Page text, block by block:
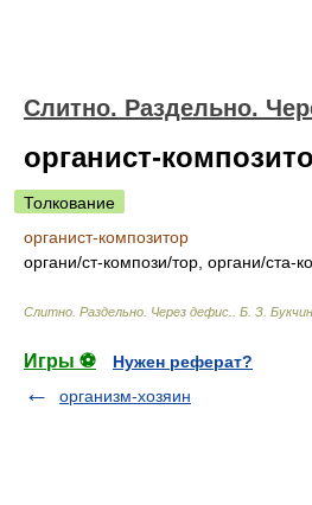
Слитно. Раздельно.
органист-
Толкование
органист-композитор
органи/ст-компози/тор, органи/ста-
Слитно. Раздельно. Через дефис. Б. З.
Игры ⚽
Нужен реферат?
организм-хозяин